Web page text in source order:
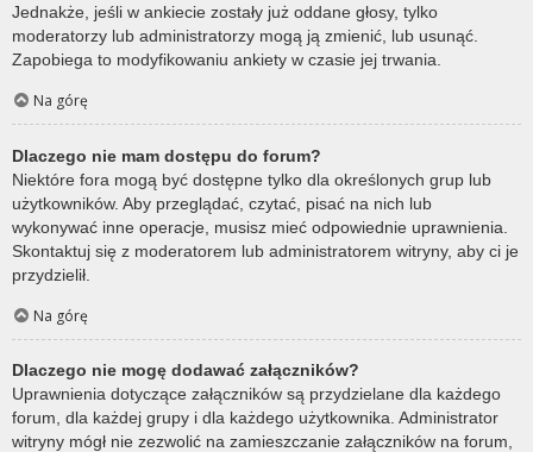
Jednakże, jeśli w ankiecie zostały już oddane głosy, tylko
moderatorzy lub administratorzy mogą ją zmienić, lub usunąć.
Zapobiega to modyfikowaniu ankiety w czasie jej trwania.
Na górę
Dlaczego nie mam dostępu do forum?
Niektóre fora mogą być dostępne tylko dla określonych grup lub
użytkowników. Aby przeglądać, czytać, pisać na nich lub
wykonywać inne operacje, musisz mieć odpowiednie uprawnienia.
Skontaktuj się z moderatorem lub administratorem witryny, aby ci je
przydzielił.
Na górę
Dlaczego nie mogę dodawać załączników?
Uprawnienia dotyczące załączników są przydzielane dla każdego
forum, dla każdej grupy i dla każdego użytkownika. Administrator
witryny mógł nie zezwolić na zamieszczanie załączników na forum,